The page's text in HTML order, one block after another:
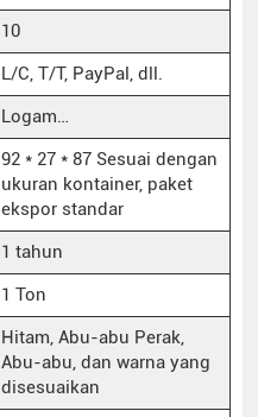
10
L/C, T/T, PayPal, dll.
Logam…
92 * 27 * 87 Sesuai dengan
ukuran kontainer, paket
ekspor standar
1 tahun
1 Ton
Hitam, Abu-abu Perak,
Abu-abu, dan warna yang
disesuaikan